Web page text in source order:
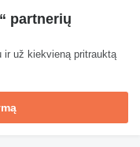
partnerių
ir už kiekvieną pritrauktą